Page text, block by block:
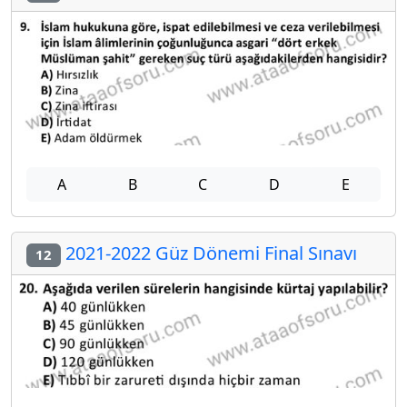
A B C D E
12 2021-2022 Güz Dönemi Final Sınavı